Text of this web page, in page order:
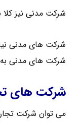
شرکت مدنی نیز
شرکت های مدنی
شرکت های مدنی به
شرکت های
می توان شرکت